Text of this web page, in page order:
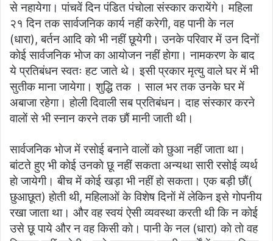
से नहायेगा। पांचवें दिन पंडित पंचाेला संस्कार करायेंगे। महिला
२१ दिन तक सार्वजनिक कार्य नहीं करेगी, वह पानी के नल
(धारा), बर्तन आदि काे भी नहीं छूयेगी। उनके परिवार में उन दिनाें
काेई सार्वजनिक भाेज का आयाेजन नहीं हाेगा। नामकरण के बाद
ये प्रतिबंधन स्वतः हट जाते थे। इसी प्रकार मृत्यु वाले घर में भी
सुतीक माना जायेगा। शुद्धि तक । साल भर तक उनके घर में
अबाजा रहेगा। हाेली दिवाली सब प्रतिबंधन। दाह संस्कार करने
वालाें से भी स्नान करने तक छाैं मानी जाती थी।
सार्वजनिक भाेज में रसाेई बनाने वालाें काे छुआ नहीं जाता था।
बांटते हुए भी काेई उनकाे छू नहीं सकता अन्यथा सारी रसाेई व्यर्थ
हाे जायेगी। बीच में काेई खड़ा भी नहीं हाे सकता। एक बड़ी छाैं(
छुआछूत) हाेती थी, महिलाओं के विशेष दिनाें में लेकिन इसे गाेपनीय
रखा जाता था। और वह स्वयं ऐसी व्यवस्था करती थी कि न काेई
उसे छू पाये और न वह किसी काे। पानी के नल (धारा) काे ताे वह